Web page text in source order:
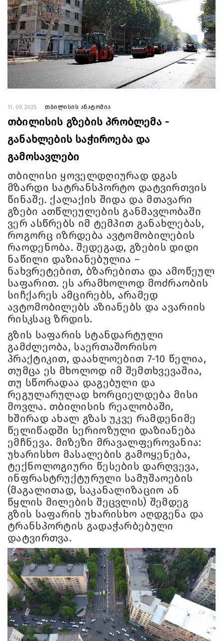
11. 09. 2025 თბილისის ანატომია
თბილისის გზების პრობლემა -
განახლების საჭიროება და
გამოსავლები
თბილისი ყოველდღიურად დგას
მზარდი სატრანსპორტო დატვირთვის
წინაშე. ქალაქის შიდა და მთავარი
გზები ათწლეულების განმავლობაში
ვერ ასწრებს იმ ტემპით განახლებას,
როგორც იზრდება ავტომობილების
რაოდენობა. შედეგად, გზების დიდი
ნაწილი დაზიანებულია –
ნახვრეტებით, ბზარებითა და ამოწეულ
საფარით. ეს არამხოლოდ მოძრაობის
სიჩქარეს ამცირებს, არამედ
ავტომობილებს აზიანებს და ავარიის
რისკსაც ზრდის.
გზის საფარის სტანდარტული
გამძლეობა, საერთაშორისო
პრაქტიკით, დაახლოებით 7-10 წელია,
თუმცა ეს მხოლოდ იმ შემთხვევაშია,
თუ სწორადაა დაგებული და
რეგულარულად ხორციელდება მისი
მოვლა. თბილისის რეალობაში,
ხშირად ახალ გზას უკვე რამდენიმე
წელიწადში სერიოზული დაზიანება
ემჩნევა. მიზეზი მრავალფეროვანია:
უხარისხო მასალების გამოყენება,
ტექნოლოგიური წესების დარღვევა,
ინფრასტრუქტურული სამუშაოების
(მაგალითად, საკანალიზაციო ან
წყლის მილების შეცვლის) შემდეგ
გზის საფარის უხარისხო აღდგენა და
ტრანსპორტის გადაჭარბებული
დატვირთვა.